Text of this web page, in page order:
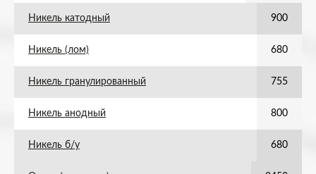
Никель катодный 900
Никель (лом) 680
Никель гранулированный 755
Никель анодный 800
Никель б/у 680